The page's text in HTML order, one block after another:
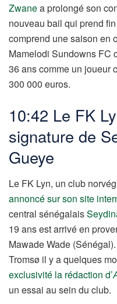
Zwanea prolongé son
nouveau bail qui prend
comprend une saison en
Mamelodi Sundowns FC
36 ans comme un joueur
300 000 euros.
10:42 Le FK
signature de
Gueye
Le FK Lyn, un club
annoncé sur son site
central sénégalais
19 ans est arrivé en
Mawade Wade
Tromsø il y a quelques
exclusivité la rédaction d’
un essai au sein du club.